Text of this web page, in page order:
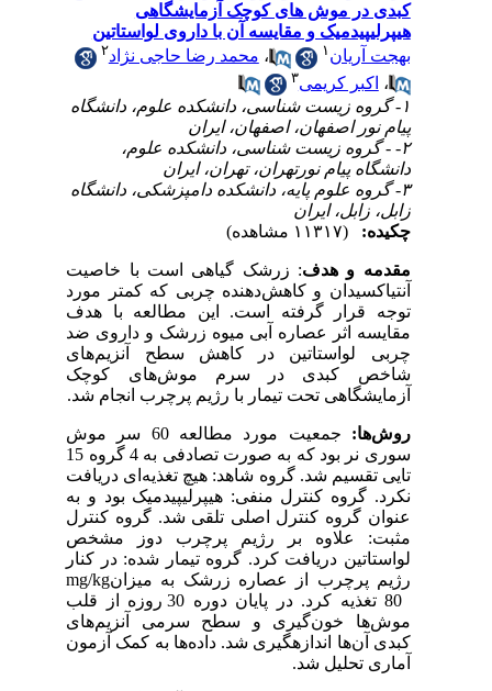
کبدی در موش های کوچک آزمایشگاهی
هیپرلیپیدمیک و مقایسه آن با داروی لواستاتین
بهجت آریان۱ ، محمد رضا حاجی نژاد۲
اکبر کریمی
۱- گروه زیست شناسی، دانشکده علوم، دانشگاه
پیام نور اصفهان، اصفهان، ایران
۲- - گروه زیست شناسی، دانشکده علوم،
دانشگاه پیام نورتهران، تهران، ایران
۳- گروه علوم پایه، دانشکده دامپزشکی، دانشگاه
زابل، زابل، ایران
(۱۱۳۱۷ مشاهده)
مقدمه و هدف : زرشک گیاهی است با خاصیت
آنتی­اکسیدان و کاهش دهنده چربی که کمتر مورد
توجه قرار گرفته است. این مطالعه با هدف
مقایسه اثر عصاره آبی میوه زرشک و داروی ضد
چربی لواستاتین در کاهش سطح آنزیمهای
شاخص کبدی در سرم موش‌های کوچک
آزمایشگاهی تحت تیمار با رژیم پرچرب انجام شد.
جمعیت مورد مطالعه 60 سر موش
سوری نر بود که به صورت تصادفی به 4 گروه 15
تایی تقسیم شد.گروه شاهد: هیچ تغذیهای دریافت
نکرد. گروه کنترل منفی: هیپرلیپیدمیک بود و به
عنوان گروه کنترل اصلی تلقی شد.گروه کنترل
مثبت: علاوه بر رژیم پرچرب دوز مشخص
لواستاتین دریافت کرد. گروه تیمار شده: در کنار
رژیم پرچرب از عصاره زرشک به میزانmg/kg
80 تغذیه کرد. در پایان دوره 30 روزه از قلب
موش‌ها خون‌گیری و سطح سرمی آنزیمهای
ها اندازه­گیری شد. داده ها به کمک آزمون
آماری تحلیل شد.